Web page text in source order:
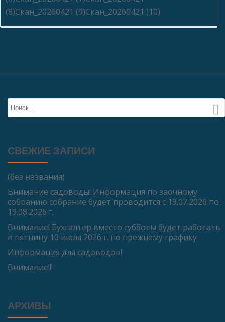
(8)Скан_20260421 (9)Скан_20260421 (10)
СВЕЖИЕ ЗАПИСИ
(без названия)
Внимание садоводы! Информация по заочному
собранию собрание будет проводится с 19.07.2026 по
19.08.2026 г.
Внимание! Бухгалтер вместо субботы будет работать
в пятницу 10 июля 2026 г. по прежнему графику
Информация для садоводов!
Внимание!!!
АРХИВЫ